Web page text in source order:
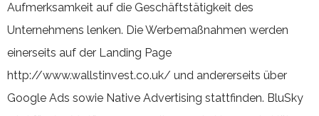
Aufmerksamkeit auf die Geschäftstätigkeit des
Unternehmens lenken. Die Werbemaßnahmen werden
einerseits auf der Landing Page
http://www.wallstinvest.co.uk/ und andererseits über
Google Ads sowie Native Advertising stattfinden. BluSky